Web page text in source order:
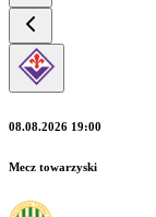
08.08.2026 19:00
Mecz towarzyski